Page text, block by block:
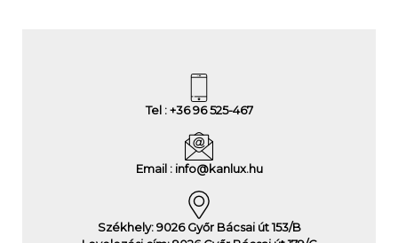
Tel : +36 96 525-467
Email : info@kanlux.hu
Székhely: 9026 Győr Bácsai út 153/B